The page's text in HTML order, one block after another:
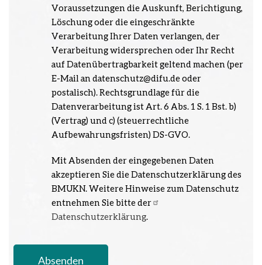
Voraussetzungen die Auskunft, Berichtigung,
Löschung oder die eingeschränkte
Verarbeitung Ihrer Daten verlangen, der
Verarbeitung widersprechen oder Ihr Recht
auf Datenübertragbarkeit geltend machen (per
E-Mail an datenschutz@difu.de oder
postalisch). Rechtsgrundlage für die
Datenverarbeitung ist Art. 6 Abs. 1 S. 1 Bst. b)
(Vertrag) und c) (steuerrechtliche
Aufbewahrungsfristen) DS-GVO.
Mit Absenden der eingegebenen Daten
akzeptieren Sie die Datenschutzerklärung des
BMUKN. Weitere Hinweise zum Datenschutz
entnehmen Sie bitte der
Datenschutzerklärung.